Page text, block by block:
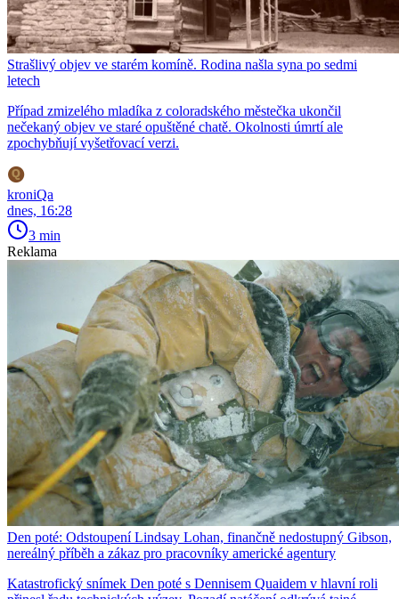
Strašlivý objev ve starém komíně. Rodina našla syna po sedmi
letech
Případ zmizelého mladíka z coloradského městečka ukončil
nečekaný objev ve staré opuštěné chatě. Okolnosti úmrtí ale
zpochybňují vyšetřovací verzi.
kroniQa
dnes, 16:28
3 min
Reklama
Den poté: Odstoupení Lindsay Lohan, finančně nedostupný Gibson,
nereálný příběh a zákaz pro pracovníky americké agentury
Katastrofický snímek Den poté s Dennisem Quaidem v hlavní roli